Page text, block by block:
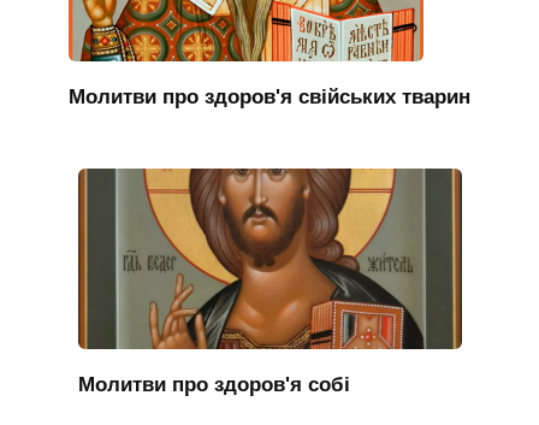
Молитви про здоров'я свійських тварин
Молитви про здоров'я собі